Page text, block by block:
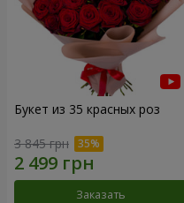
Букет из 35 красных роз
3 845 грн
Заказать